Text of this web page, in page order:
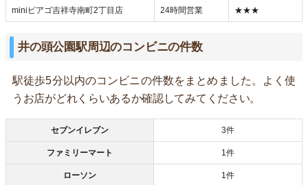
miniピアゴ吉祥寺南町2丁目店 24時間営業 ★★★
井の頭公園駅周辺のコンビニの件数
駅徒歩5分以内のコンビニの件数をまとめました。よく使
うお店がどれくらいあるか確認してみてください。
セブンイレブン 3件
ファミリーマート 1件
ローソン 1件